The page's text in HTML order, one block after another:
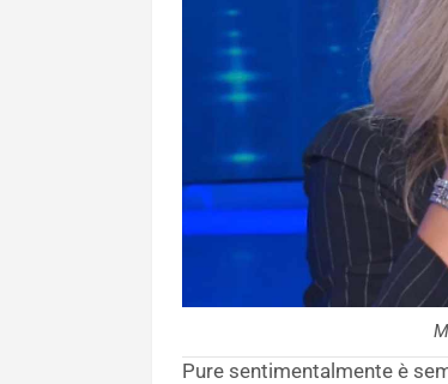
Pure sentimentalmente è